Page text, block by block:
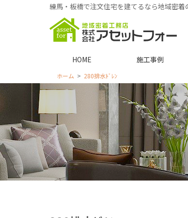
練馬・板橋で注文住宅を建てるなら地域密着
HOME 施工事例
ホーム 280排水ﾄﾞﾚﾝ